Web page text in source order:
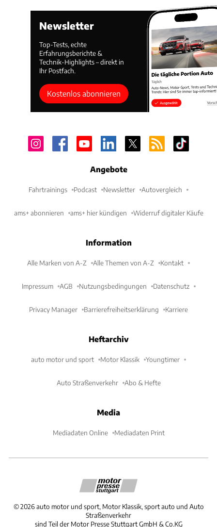
Newsletter
Top-Tests, echte
Erfahrungsberichte &
Technik-Highlights – direkt in
Ihr Postfach.
Kostenlos abonnieren
Angebote
Fahrtrainings Podcast Newsletter Autovergleich
ams+ abonnieren ams+ hier kündigen Widerruf digitaler Käufe
Information
Alle Marken von A-Z Alle Themen von A-Z Kontakt
Impressum AGB Nutzungsbedingungen Datenschutz
Privacy Manager Barrierefreiheitserklärung Karriere
Heftarchiv
auto motor und sport Motor Klassik Youngtimer
Auto Straßenverkehr Abo & Hefte
Media
Mediadaten Online Mediadaten Print
©2026 auto motor und sport, Motor Klassik, sport auto und Auto
Straßenverkehr
sind Teil der Motor Presse Stuttgart GmbH & Co.KG